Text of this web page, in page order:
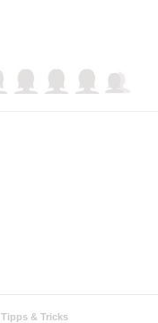
Tipps & Tricks